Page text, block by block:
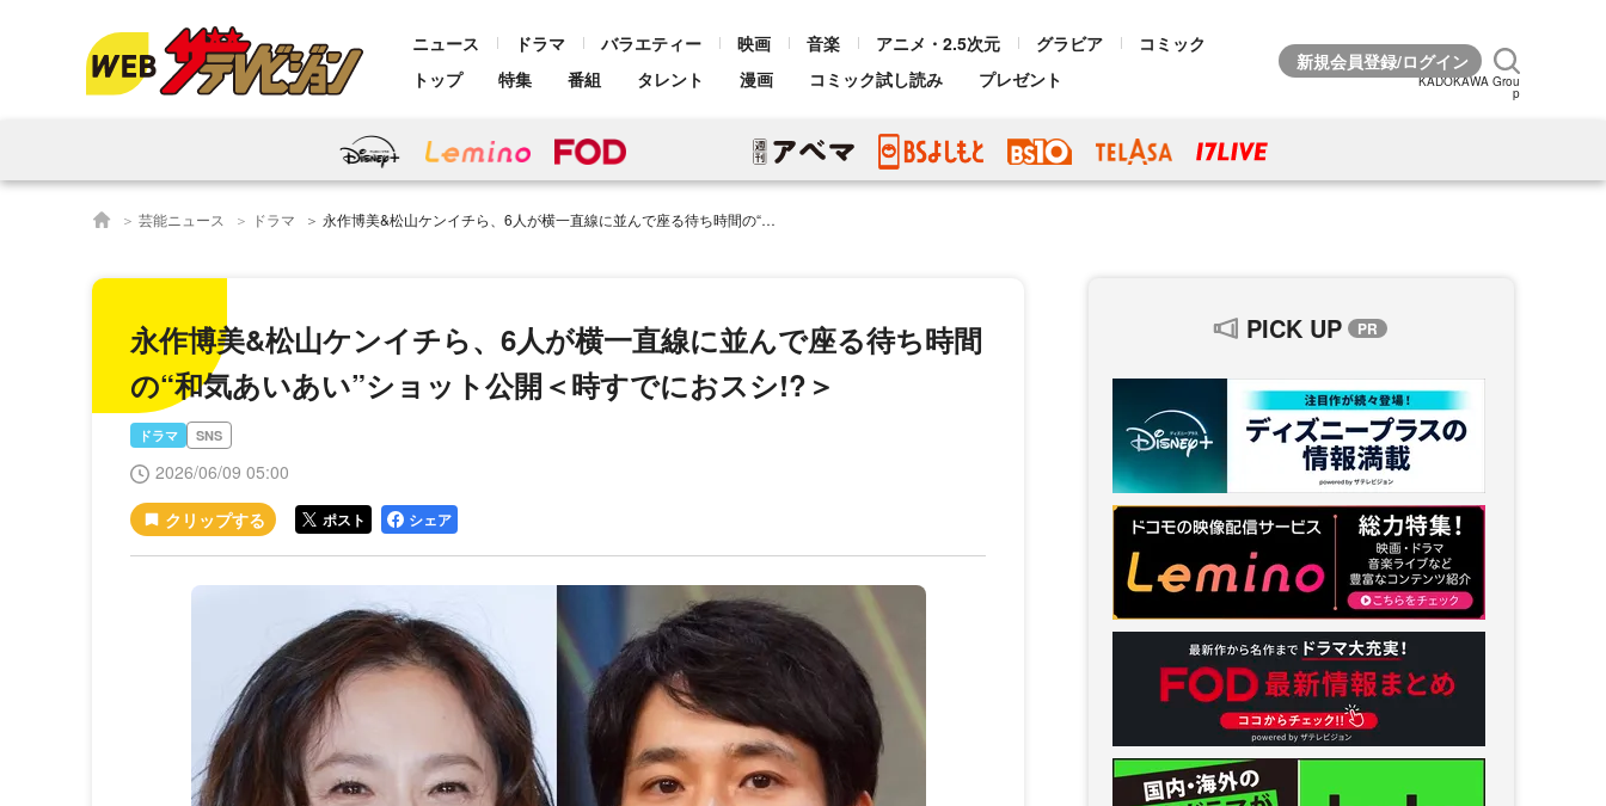
ニュース ドラマ バラエティー 映画 音楽 アニメ・2.5次元 グラビア
コミック
トップ
特集 番組 タレント 漫画 コミック試し読み プレゼント KADOKAWA Grou
p
芸能ニュース ドラマ 永作博美&松山ケンイチら、6人が横一直線に並んで座る待ち時間の“和気あいあい”ショット公開＜時すでにおスシ!?＞
永作博美&松山ケンイチら、6人が横一直線に並んで座る待ち時間
の“和気あいあい”ショット公開＜時すでにおスシ!?＞
ドラマ SNS
2026/06/09 05:00
ポスト シェア
PICK UP